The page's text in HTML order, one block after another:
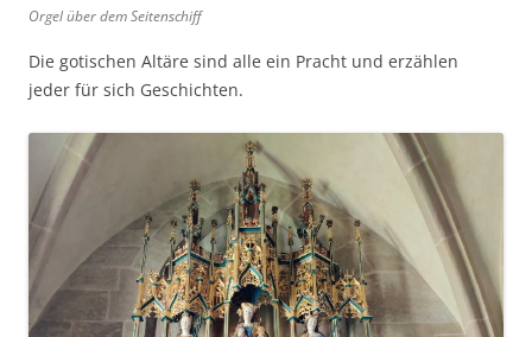
Orgel über dem Seitenschiff
Die gotischen Altäre sind alle ein Pracht und erzählen
jeder für sich Geschichten.